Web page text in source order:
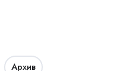
Архив